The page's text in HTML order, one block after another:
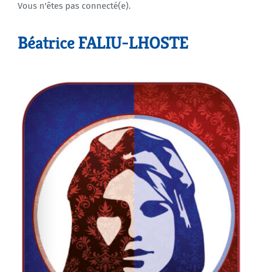
Agenda
Vous n'êtes pas connecté(e).
Béatrice FALIU-LHOSTE